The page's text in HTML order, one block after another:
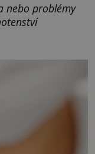
nebo problémy